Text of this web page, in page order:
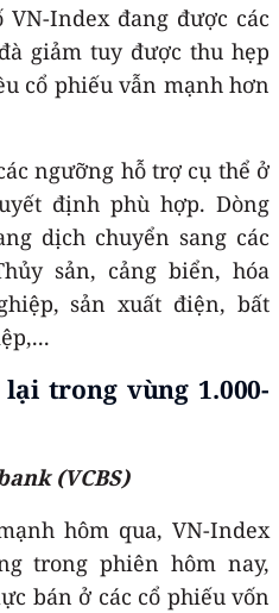
Index đang được các
giảm tuy được thu hẹp
cổ phiếu vẫn mạnh hơn
ngưỡng hỗ trợ cụ thể ở
định phù hợp. Dòng
dịch chuyển sang các
sản, cảng biển, hóa
sản xuất điện, bất
trong vùng 1.000-
(VCBS)
hôm qua, VN-Index
trong phiên hôm nay,
bán ở các cổ phiếu vốn